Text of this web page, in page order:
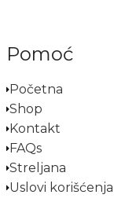
Pomoć
Početna
Shop
Kontakt
FAQs
Streljana
Uslovi korišćenja